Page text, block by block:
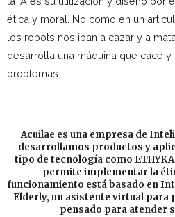
ética y moral. No como en un
los robots nos iban a cazar y a
desarrolla una máquina que cace y
problemas.
Acuilae es una empresa de
desarrollamos productos y
tipo de tecnología como
permite implementar la
funcionamiento está basado en
Elderly, un asistente virtual para
pensado para atender